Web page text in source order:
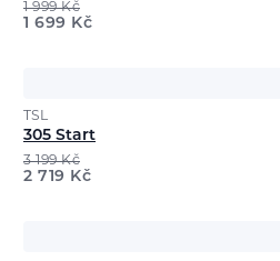
1 999Kč
1 699 Kč
TSL
305 Start
3 199Kč
2 719 Kč